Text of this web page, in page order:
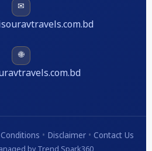
✉
🌐
• Disclaimer • Contact Us